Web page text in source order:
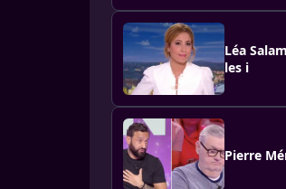
Léa
les i
Pierre